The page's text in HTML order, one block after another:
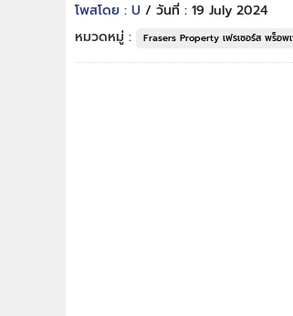
โพสโดย : U / วันที่ : 19 July 2024
หมวดหมู่ :
Frasers Property เฟรเซอร์ส พร็อพ